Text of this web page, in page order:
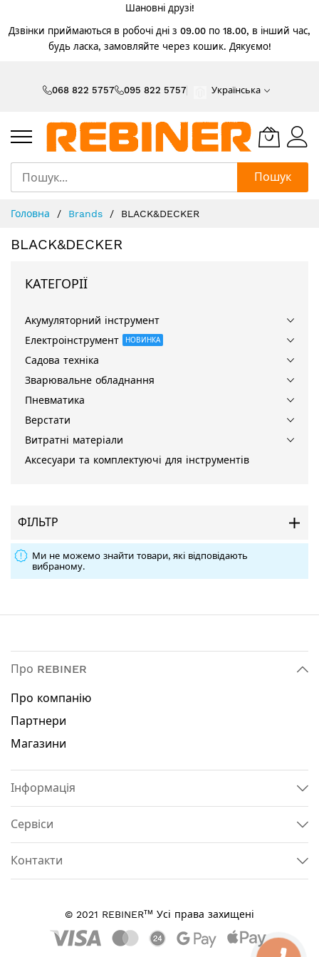
Шановні друзі!
Дзвінки приймаються в робочі дні з 09.00 по 18.00, в інший час,
будь ласка, замовляйте через кошик. Дякуємо!
068 822 5757 095 822 5757 Українська
Пошук
Головна Brands BLACK&DECKER
BLACK&DECKER
ФІЛЬТР
Ми не можемо знайти товари, які відповідають
вибраному.
КАТЕГОРІЇ
Акумуляторний інструмент
Електроінструмент
НОВИНКА
Садова техніка
Зварювальне обладнання
Пневматика
Верстати
Витратні матеріали
Аксесуари та комплектуючі для інструментів
Про REBINER
Про компанію
Партнери
Магазини
Інформація
Сервіси
Контакти
© 2021 REBINERтм Усі права захищені